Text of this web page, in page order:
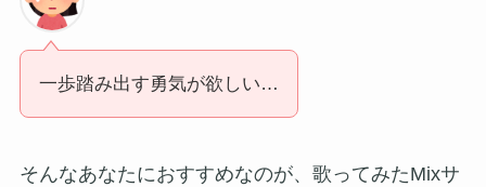
一歩踏み出す勇気が欲しい…
そんなあなたにおすすめなのが、歌ってみたMixサ